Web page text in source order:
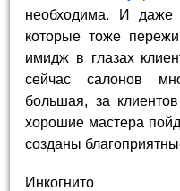
необходима. И даже
которые тоже
имидж в глазах
сейчас салонов
большая, за
хорошие мастера
созданы
Инкогнито